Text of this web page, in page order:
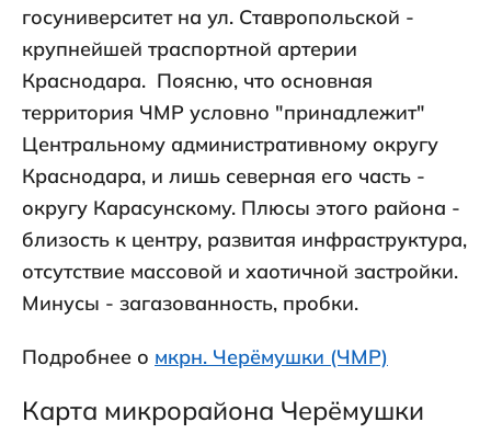
госуниверситет на ул. Ставропольской -
крупнейшей траспортной артерии
Краснодара. Поясню, что основная
территория ЧМР условно "принадлежит"
Центральному административному округу
Краснодара, и лишь северная его часть -
округу Карасунскому. Плюсы этого района -
близость к центру, развитая инфраструктура,
отсутствие массовой и хаотичной застройки.
Минусы - загазованность, пробки.
Подробнее о мкрн. Черёмушки (ЧМР)
Карта микрорайона Черёмушки